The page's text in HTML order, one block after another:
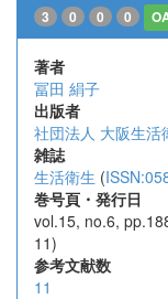
3 0 0 0
著者
冨田 絹子
出版者
社団法人 大阪生活
雑誌
生活衛生 (
巻号頁・発行日
vol.15, no.6,
11)
参考文献数
11